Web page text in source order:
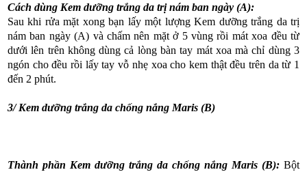
Cách dùng Kem dưỡng trắng da trị nám ban ngày (A):
Sau khi rửa mặt xong bạn lấy một lượng Kem dưỡng trắng da trị
nám ban ngày (A) và chấm nên mặt ở 5 vùng rồi mát xoa đều từ
dưới lên trên không dùng cả lòng bàn tay mát xoa mà chỉ dùng 3
ngón cho đều rồi lấy tay vỗ nhẹ xoa cho kem thật đều trên da từ 1
đến 2 phút.
3/ Kem dưỡng trắng da chống nắng Maris (B)
Thành phần Kem dưỡng trắng da chống nắng Maris (B): Bột